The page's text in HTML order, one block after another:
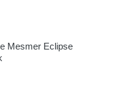
Mesmer Eclipse